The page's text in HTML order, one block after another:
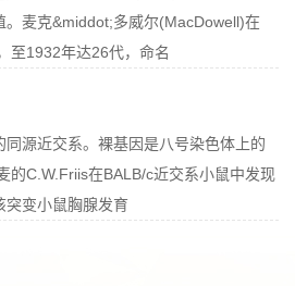
。麦克&middot;多威尔(MacDowell)在
至1932年达26代，命名
源近交系。裸基因是八号染色体上的
的C.W.Friis在BALB/c近交系小鼠中发现
突变小鼠胸腺发育